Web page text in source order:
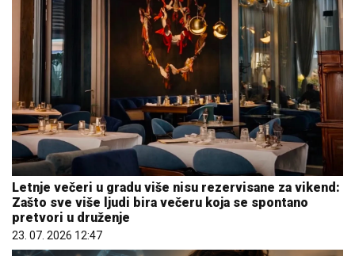
Letnje večeri u gradu više nisu rezervisane za vikend:
Zašto sve više ljudi bira večeru koja se spontano
pretvori u druženje
23. 07. 2026 12:47